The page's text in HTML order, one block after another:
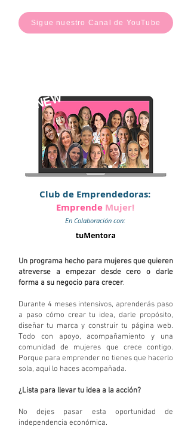
Sigue nuestro Canal de YouTube
NEW
Club de Emprendedoras:
Emprende Mujer!
En Colaboración con:
Un programa hecho para mujeres que quieren
atreverse a empezar desde cero o darle
forma a su negocio para crecer.
Durante 4 meses intensivos, aprenderás paso
a paso cómo crear tu idea, darle propósito,
diseñar tu marca y construir tu página web.
Todo con apoyo, acompañamiento y una
comunidad de mujeres que crece contigo.
Porque para emprender no tienes que hacerlo
sola, aquí lo haces acompañada.
¿Lista para llevar tu idea a la acción?
No dejes pasar esta oportunidad de
independencia económica.